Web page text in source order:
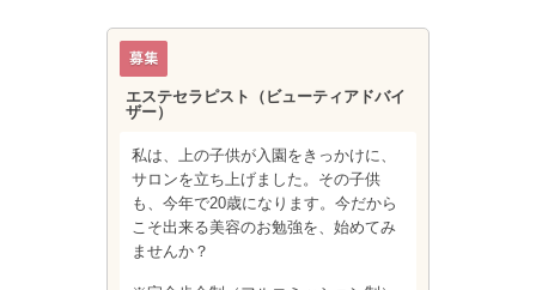
エステセラピスト（ビューティアドバイ
ザー）
私は、上の子供が入園をきっかけに、
サロンを立ち上げました。その子供
も、今年で20歳になります。今だから
こそ出来る美容のお勉強を、始めてみ
ませんか？